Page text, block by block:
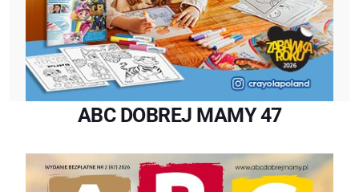
ABC DOBREJ MAMY 47